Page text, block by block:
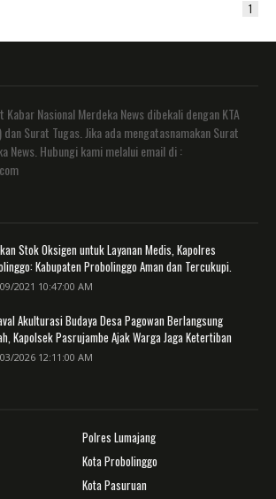
1
Kabar Nasional Merdeka News dibekali dengan KTA
Surat Tugas. Jika ada mengatasnamakan Surat
News. Hubungi kami melalui email di :
Stok Oksigen untuk Layanan Medis, Kapolres
Kabupaten Probolinggo Aman dan Tercukupi.
2021 10:47:00 AM
Akulturasi Budaya Desa Pagowan Berlangsung
Kapolsek Pasrujambe Ajak Warga Jaga Ketertiban
2026 12:11:00 AM
Polres Lumajang
Kota Probolinggo
Kota Pasuruan